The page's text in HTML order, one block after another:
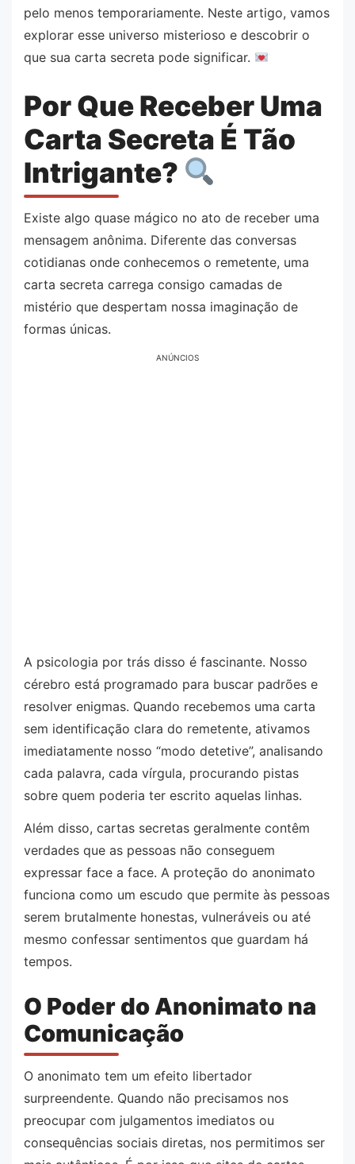
pelo menos temporariamente. Neste artigo, vamos
explorar esse universo misterioso e descobrir o
que sua carta secreta pode significar.
Por Que Receber Uma
Carta Secreta É Tão
Intrigante?
Existe algo quase mágico no ato de receber uma
mensagem anônima. Diferente das conversas
cotidianas onde conhecemos o remetente, uma
carta secreta carrega consigo camadas de
mistério que despertam nossa imaginação de
formas únicas.
ANÚNCIOS
A psicologia por trás disso é fascinante. Nosso
cérebro está programado para buscar padrões e
resolver enigmas. Quando recebemos uma carta
sem identificação clara do remetente, ativamos
imediatamente nosso “modo detetive”, analisando
cada palavra, cada vírgula, procurando pistas
sobre quem poderia ter escrito aquelas linhas.
Além disso, cartas secretas geralmente contêm
verdades que as pessoas não conseguem
expressar face a face. A proteção do anonimato
funciona como um escudo que permite às pessoas
serem brutalmente honestas, vulneráveis ou até
mesmo confessar sentimentos que guardam há
tempos.
O Poder do Anonimato na
Comunicação
O anonimato tem um efeito libertador
surpreendente. Quando não precisamos nos
preocupar com julgamentos imediatos ou
consequências sociais diretas, nos permitimos ser